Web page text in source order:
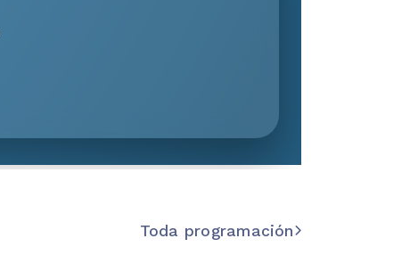
Toda programación